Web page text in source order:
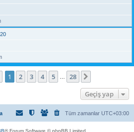
. sayfa (Toplam28 sayfa)
1 2 3 4 5 28
Geçiş yap
Tüm zamanlar UTC+03:00
® Forum Software © phpBB Limited